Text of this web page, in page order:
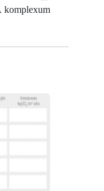
komplexum